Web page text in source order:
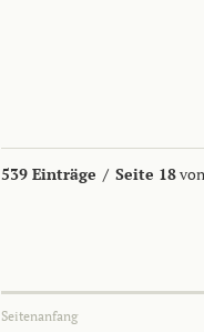
539 Einträge / Seite 18
Seitenanfang